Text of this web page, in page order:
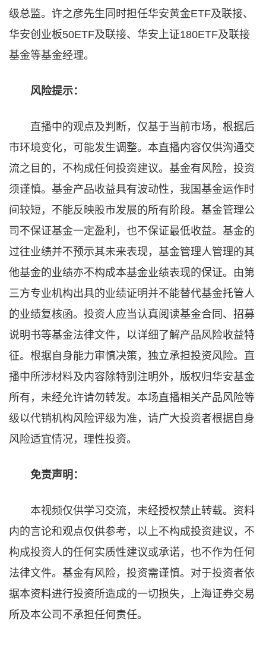
级总监。许之彦先生同时担任华安黄金ETF及联接、
华安创业板50ETF及联接、华安上证180ETF及联接
基金等基金经理。
风险提示：
直播中的观点及判断，仅基于当前市场，根据后
市环境变化，可能发生调整。本直播内容仅供沟通交
流之目的，不构成任何投资建议。基金有风险，投资
须谨慎。基金产品收益具有波动性，我国基金运作时
间较短，不能反映股市发展的所有阶段。基金管理公
司不保证基金一定盈利，也不保证最低收益。基金的
过往业绩并不预示其未来表现，基金管理人管理的其
他基金的业绩亦不构成本基金业绩表现的保证。由第
三方专业机构出具的业绩证明并不能替代基金托管人
的业绩复核函。投资人应当认真阅读基金合同、招募
说明书等基金法律文件，以详细了解产品风险收益特
征。根据自身能力审慎决策，独立承担投资风险。直
播中所涉材料及内容除特别注明外，版权归华安基金
所有，未经允许请勿转发。本场直播相关产品风险等
级以代销机构风险评级为准，请广大投资者根据自身
风险适宜情况，理性投资。
免责声明：
本视频仅供学习交流，未经授权禁止转载。资料
内的言论和观点仅供参考，以上不构成投资建议，不
构成投资人的任何实质性建议或承诺，也不作为任何
法律文件。基金有风险，投资需谨慎。对于投资者依
据本资料进行投资所造成的一切损失，上海证券交易
所及本公司不承担任何责任。